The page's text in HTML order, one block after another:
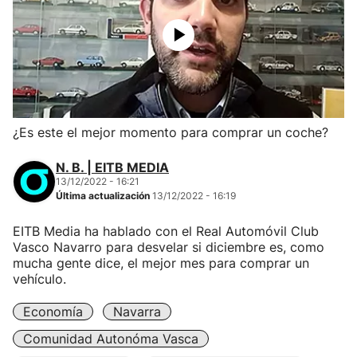
¿Es este el mejor momento para comprar un coche?
N. B. | EITB MEDIA
13/12/2022 - 16:21
Última actualización 13/12/2022 - 16:19
EITB Media ha hablado con el Real Automóvil Club
Vasco Navarro para desvelar si diciembre es, como
mucha gente dice, el mejor mes para comprar un
vehículo.
Economía
Navarra
Comunidad Autonóma Vasca